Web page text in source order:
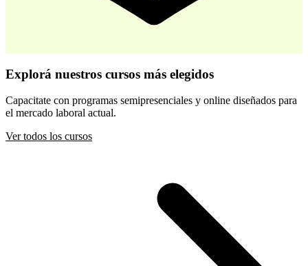
Desarrollo Infantil Temprano
$ 44.800$ 64.000
Comprar
Explorá nuestros cursos más elegidos
Capacitate con programas semipresenciales y online diseñados para
el mercado laboral actual.
Ver todos los cursos